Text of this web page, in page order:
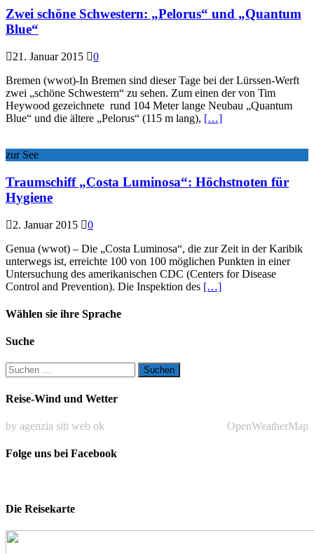
Zwei schöne Schwestern: „Pelorus“ und „Quantum
Blue“
21. Januar 2015
0
Bremen (wwot)-In Bremen sind dieser Tage bei der Lürssen-Werft
zwei „schöne Schwestern“ zu sehen. Zum einen der von Tim
Heywood gezeichnete rund 104 Meter lange Neubau „Quantum
Blue“ und die ältere „Pelorus“ (115 m lang), […]
zur See
Traumschiff „Costa Luminosa“: Höchstnoten für
Hygiene
2. Januar 2015
0
Genua (wwot) – Die „Costa Luminosa“, die zur Zeit in der Karibik
unterwegs ist, erreichte 100 von 100 möglichen Punkten in einer
Untersuchung des amerikanischen CDC (Centers for Disease
Control and Prevention). Die Inspektion des […]
Wählen sie ihre Sprache
Suche
Suchen
nach:
Reise-Wind und Wetter
by agenzia siti web ok OpenWeatherMap
Folge uns bei Facebook
Die Reisekarte